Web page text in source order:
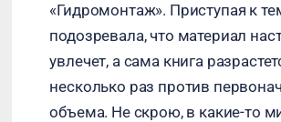
«Гидромонтаж». Приступая к
подозревала, что материал
увлечет, а сама книга
несколько раз против
объема. Не скрою, в какие-то